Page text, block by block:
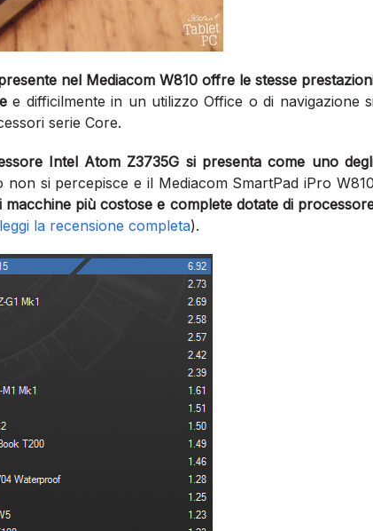
nel Mediacom W810 offre le stesse
e difficilmente in un utilizzo Office o di navigazione
serie Core.
Intel Atom Z3735G si presenta come uno
si percepisce e il Mediacom SmartPad iPro
più costose e complete dotate di
leggi la recensione completa).